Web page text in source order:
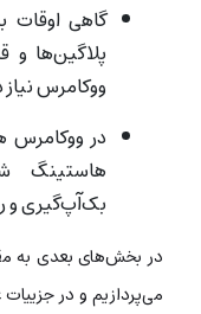
گاهی اوقات
پلاگین‌ها و
ووکامرس
در
هاستینگ‌
بک‌آپ‌گیری و
می‌پردازیم و در